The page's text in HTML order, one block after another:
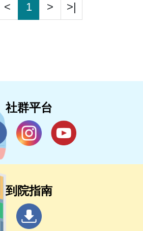
< 1 > >|
社群平台
到院指南